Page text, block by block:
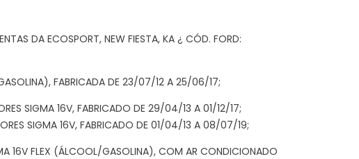
DA ECOSPORT, NEW FIESTA, KA ¿ CÓD. FORD:
FABRICADA DE 23/07/12 A 25/06/17;
SIGMA 16V, FABRICADO DE 29/04/13 A 01/12/17;
SIGMA 16V, FABRICADO DE 01/04/13 A 08/07/19;
16V FLEX (ÁLCOOL/GASOLINA), COM AR CONDICIONADO